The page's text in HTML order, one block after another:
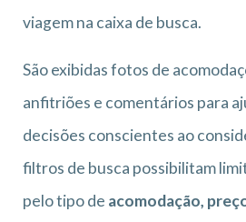
viagem na caixa de busca.
São exibidas fotos de
anfitriões e comentários para
decisões conscientes ao
filtros de busca possibilitam
pelo tipo de acomodação,